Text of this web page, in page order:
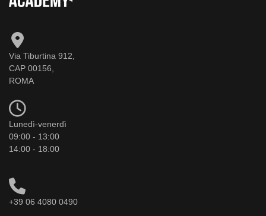
Via Tiburtina 912,
CAP 00156,
ROMA
Lunedì-venerdì
09:00 - 13:00
14:00 - 18:00
+39 06 4080 0490